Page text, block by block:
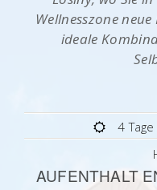
Wellnesszone
ideale
4 Tage
AUFENTHALT